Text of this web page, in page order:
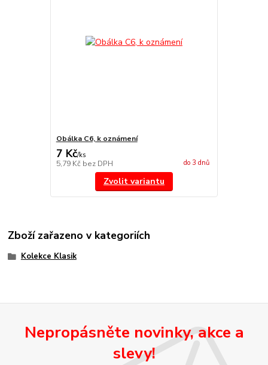
Obálka C6, k oznámení
7 Kč/ks
5,79 Kč bez DPH do 3 dnů
Zvolit variantu
Zboží zařazeno v kategoriích
Kolekce Klasik
Nepropásněte novinky, akce a
slevy!